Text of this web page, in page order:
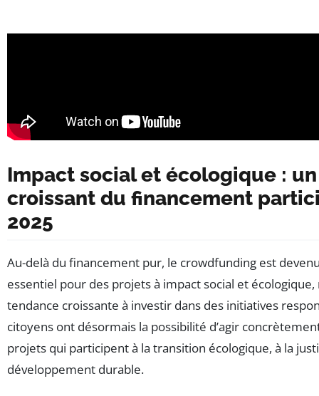
Impact social et écologique :
croissant du financement
2025
Au-delà du financement pur, le crowdfunding est
essentiel pour des projets à impact social et
tendance croissante à investir dans des initiatives
citoyens ont désormais la possibilité d’agir
projets qui participent à la transition écologique, à la
développement durable.